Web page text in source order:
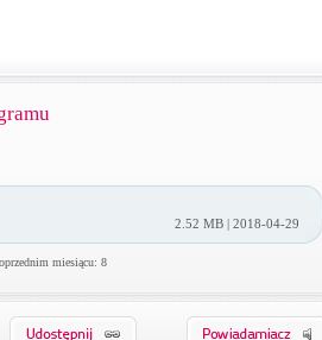
2.52 MB | 2018-04-29
miesiącu: 8